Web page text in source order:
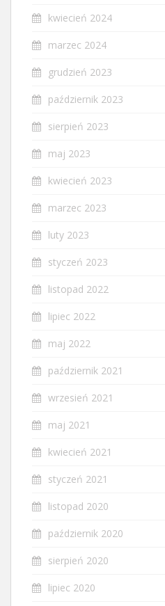
kwiecień 2024
marzec 2024
grudzień 2023
październik 2023
sierpień 2023
maj 2023
kwiecień 2023
marzec 2023
luty 2023
styczeń 2023
listopad 2022
lipiec 2022
maj 2022
październik 2021
wrzesień 2021
maj 2021
kwiecień 2021
styczeń 2021
listopad 2020
październik 2020
sierpień 2020
lipiec 2020